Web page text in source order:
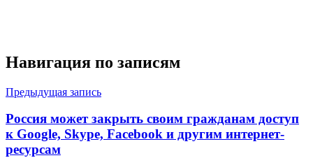
Навигация по записям
Предыдущая запись
Россия может закрыть своим гражданам доступ
к Google, Skype, Facebook и другим интернет-
ресурсам